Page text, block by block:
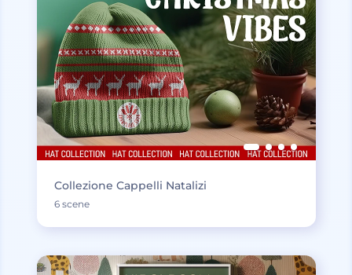
Collezione Cappelli Natalizi
6 scene